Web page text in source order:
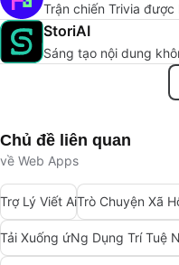
Trận chiến Trivia
StoriAI
Sáng tạo nội dung
Chủ đề liên quan
về Web Apps
Trợ Lý Viết AiTrò Chuyện Xã